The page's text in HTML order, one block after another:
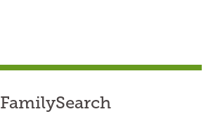
FamilySearch